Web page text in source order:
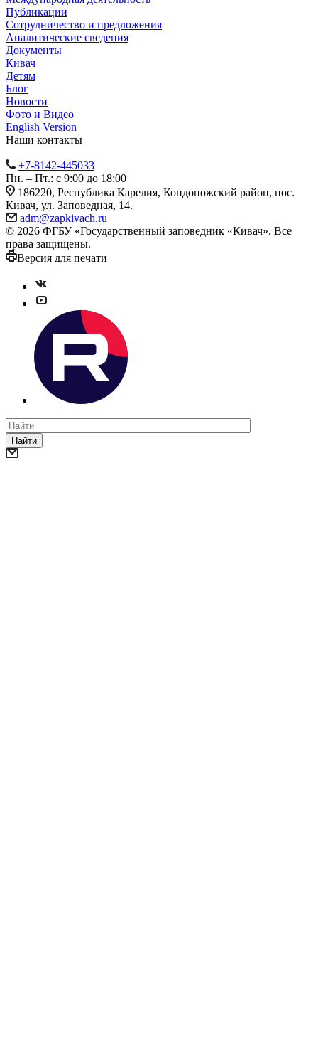
Публикации
Сотрудничество и предложения
Аналитические сведения
Документы
Кивач
Детям
Блог
Новости
Фото и Видео
English Version
Наши контакты
+7-8142-445033
Пн. – Пт.: с 9:00 до 18:00
186220, Республика Карелия, Кондопожский район, пос.
Кивач, ул. Заповедная, 14.
adm@zapkivach.ru
© 2026 ФГБУ «Государственный заповедник «Кивач». Все
права защищены.
Версия для печати
Найти